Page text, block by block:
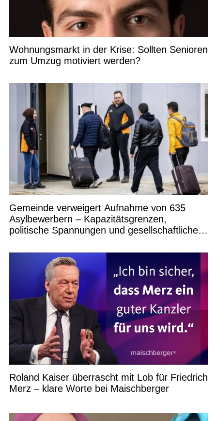
Wohnungsmarkt in der Krise: Sollten Senioren
zum Umzug motiviert werden?
Gemeinde verweigert Aufnahme von 635
Asylbewerbern – Kapazitätsgrenzen,
politische Spannungen und gesellschaftliche
Roland Kaiser überrascht mit Lob für Friedrich
Merz – klare Worte bei Maischberger